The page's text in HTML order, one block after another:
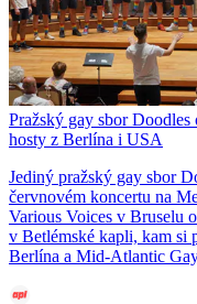
Pražský gay sbor
hosty z Berlína i USA
Jediný pražský gay sbor
červnovém koncertu na
Various Voices v Bruselu
v Betlémské kapli, kam si
Berlína a Mid-Atlantic